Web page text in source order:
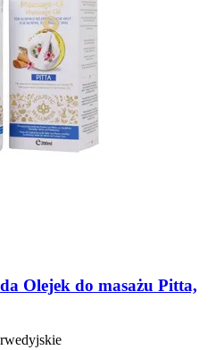
Olejek do masażu Pitta,